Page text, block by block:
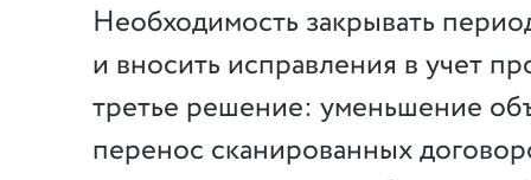
Необходимость закрывать
и вносить исправления в учет
третье решение: уменьшение
перенос сканированных